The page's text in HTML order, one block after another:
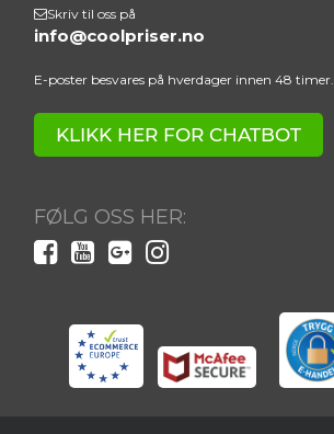
Skriv til oss på
info@coolpriser.no
E-poster besvares på hverdager innen 48 timer.
KLIKK HER FOR CHATBOT
FØLG OSS HER: